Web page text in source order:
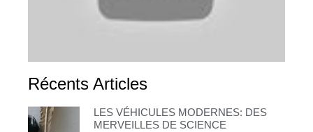
Récents Articles
LES VÉHICULES MODERNES: DES
MERVEILLES DE SCIENCE